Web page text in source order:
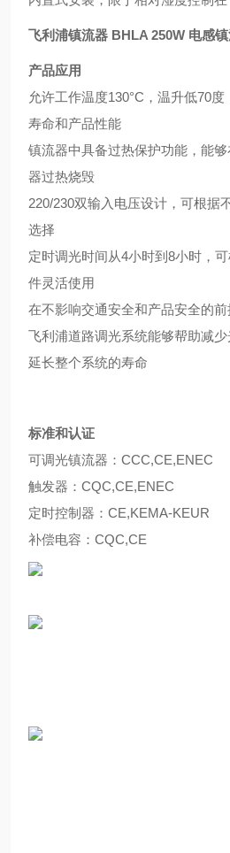
飞利浦镇流器 BHLA 250W 电感
产品应用
允许工作温度130°C，温升低70
寿命和产品性能
镇流器中具备过热保护功能，能
器过热烧毁
220/230双输入电压设计，可根据
选择
定时调光时间从4小时到8小时，
件灵活使用
在不影响交通安全和产品安全的
飞利浦道路调光系统能够帮助减
延长整个系统的寿命
标准和认证
可调光镇流器：CCC,CE,ENEC
触发器：CQC,CE,ENEC
定时控制器：CE,KEMA-KEUR
补偿电容：CQC,CE